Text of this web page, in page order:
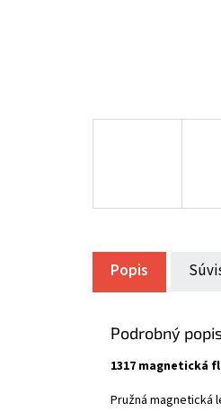
Popis
Podrobný
1317 magnetická
Pružná magnetická